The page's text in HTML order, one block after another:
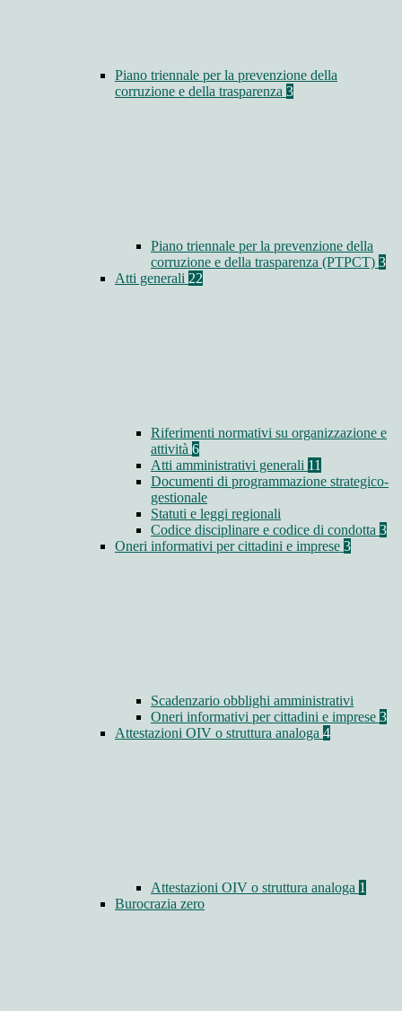
Piano triennale per la prevenzione della
corruzione e della trasparenza 3
Piano triennale per la prevenzione della
corruzione e della trasparenza (PTPCT) 3
Atti generali 22
Riferimenti normativi su organizzazione e
attività 6
Atti amministrativi generali 11
Documenti di programmazione strategico-
gestionale
Statuti e leggi regionali
Codice disciplinare e codice di condotta 3
Oneri informativi per cittadini e imprese 3
Scadenzario obblighi amministrativi
Oneri informativi per cittadini e imprese 3
Attestazioni OIV o struttura analoga 4
Attestazioni OIV o struttura analoga 1
Burocrazia zero